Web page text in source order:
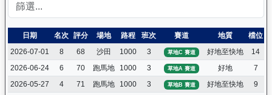
日期 名次 評分 場地 路程 班次 賽道 地質 檔位
2026-07-01
8 68 沙田 1000 3 草地C 賽道 好地至快地 14
2026-06-24
6 70 跑馬地 1000 3 草地A 賽道 好地 7
2026-05-27
4 71 跑馬地 1000 3 草地B 賽道 好地至快地 9